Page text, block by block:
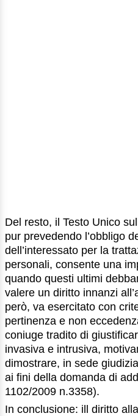
Del resto, il Testo Unico
pur prevedendo l’obbligo
dell’interessato per la
personali, consente una
quando questi ultimi
valere un diritto innanzi
però, va esercitato con
pertinenza e non
coniuge tradito di
invasiva e intrusiva,
dimostrare, in sede
ai fini della domanda di
1102/2009 n.3358).
In conclusione: ill diritto